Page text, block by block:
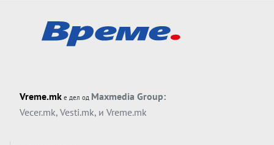
Tема
ОД ШАХЕД ДО СВЕТСКА ВОЈНА?
Обвинувањето кон Русија го поврзува
Vreme.mk е дел од Maxmedia Group:
Vecer.mk, Vesti.mk, и Vreme.mk